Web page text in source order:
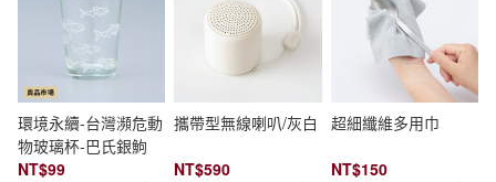
環境永續-台灣瀕危動
物玻璃杯-巴氏銀鮈
NT$99
攜帶型無線喇叭/灰白
NT$590
超細纖維多用巾
NT$150